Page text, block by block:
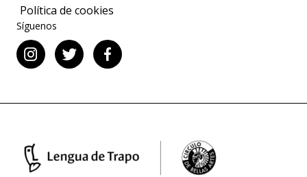
Política de cookies
Síguenos